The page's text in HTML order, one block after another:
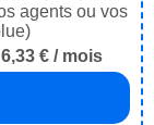
agents ou vos
€ / mois